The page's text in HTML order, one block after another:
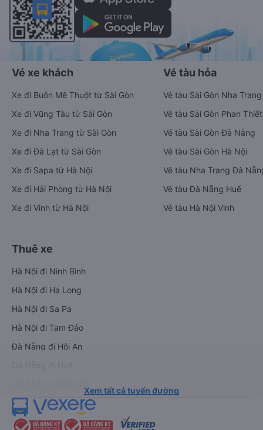
Vé xe khách
Xe đi Buôn Mê Thuột từ Sài Gòn
Xe đi Vũng Tàu từ Sài Gòn
Xe đi Nha Trang từ Sài Gòn
Xe đi Đà Lạt từ Sài Gòn
Xe đi Sapa từ Hà Nội
Xe đi Hải Phòng từ Hà Nội
Xe đi Vinh từ Hà Nội
Vé tàu hỏa
Vé tàu Sài Gòn Nha Trang
Vé tàu Sài Gòn Phan Thiết
Vé tàu Sài Gòn Đà Nẵng
Vé tàu Sài Gòn Hà Nội
Vé tàu Nha Trang Đà
Vé tàu Đà Nẵng Huế
Vé tàu Hà Nội Vinh
Thuê xe
Hà Nội đi Ninh Bình
Hà Nội đi Hạ Long
Hà Nội đi Sa Pa
Hà Nội đi Tam Đảo
Đà Nẵng đi Hội An
Xem tất cả tuyến đường